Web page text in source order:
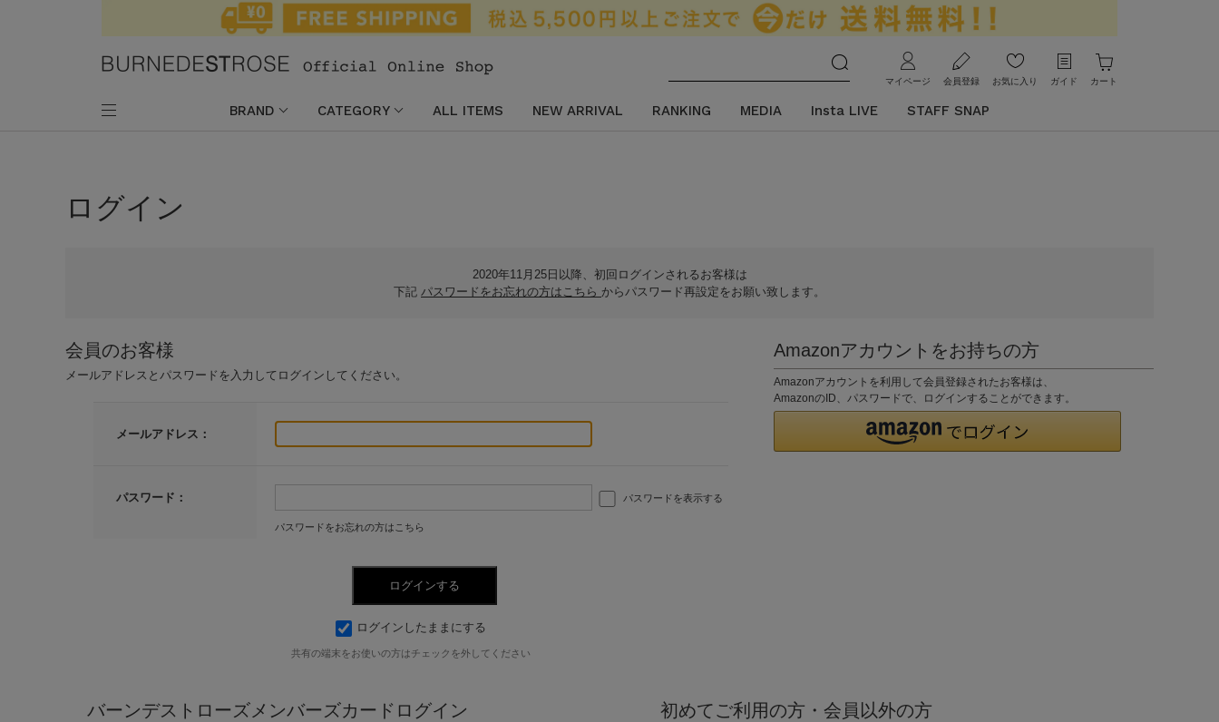
マイページ 会員登録 お気に入り ガイド カート
BRAND CATEGORY ALL ITEMS NEW ARRIVAL RANKING MEDIA Insta LIVE STAFF SNAP
ログイン
2020年11月25日以降、初回ログインされるお客様は
下記 パスワードをお忘れの方はこちら からパスワード再設定をお願い致します。
会員のお客様
メールアドレスとパスワードを入力してログインしてください。
メールアドレス：
パスワード： パスワードを表示する
パスワードをお忘れの方はこちら
ログインしたままにする
共有の端末をお使いの方はチェックを外してください
Amazonアカウントをお持ちの方
Amazonアカウントを利用して会員登録されたお客様は、
AmazonのID、パスワードで、ログインすることができます。
バーンデストローズメンバーズカードログイン 初めてご利用の方・会員以外の方